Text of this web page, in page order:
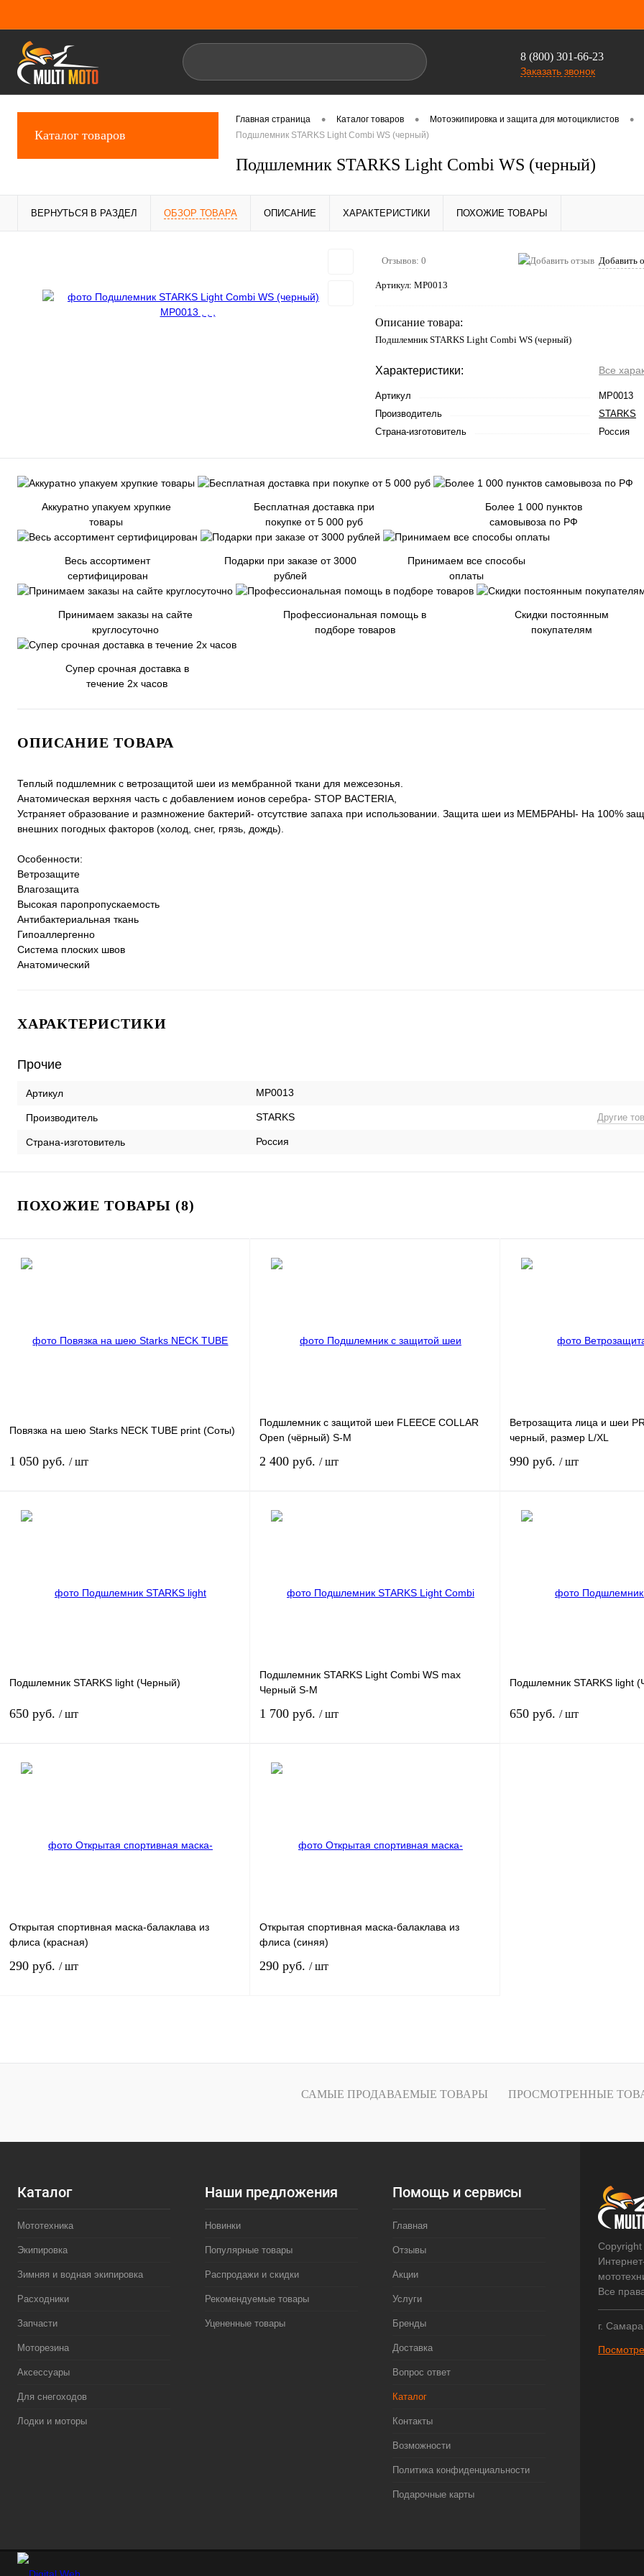
8 (800) 301-66-23
Заказать звонок
Каталог товаров
Главная страница • Каталог товаров • Мотоэкипировка и защита для мотоциклистов •
Подшлемник STARKS Light Combi WS (черный)
Подшлемник STARKS Light Combi WS (черный)
ВЕРНУТЬСЯ В РАЗДЕЛ ОБЗОР ТОВАРА ОПИСАНИЕ ХАРАКТЕРИСТИКИ ПОХОЖИЕ ТОВАРЫ
Отзывов: 0 Добавить
Артикул: MP0013
Описание товара:
Подшлемник STARKS Light Combi WS (черный)
Характеристики: Все
Артикул
MP0013
Производитель
STARKS
Страна-изготовитель
Россия
Аккуратно упакуем хрупкие
товары
Бесплатная доставка при
покупке от 5 000 руб
Более 1 000 пунктов
самовывоза по РФ
Весь ассортимент
сертифицирован
Подарки при заказе от 3000
рублей
Принимаем все способы
оплаты
Принимаем заказы на сайте
круглосуточно
Профессиональная помощь в
подборе товаров
Скидки постоянным
покупателям
Супер срочная доставка в
течение 2х часов
ОПИСАНИЕ ТОВАРА
Теплый подшлемник с ветрозащитой шеи из мембранной ткани для межсезонья.
Анатомическая верхняя часть с добавлением ионов серебра- STOP BACTERIA,
Устраняет образование и размножение бактерий- отсутствие запаха при использовании. Защита шеи из МЕМБРАНЫ- На 100%
внешних погодных факторов (холод, снег, грязь, дождь).
Особенности:
Ветрозащите
Влагозащита
Высокая паропропускаемость
Антибактериальная ткань
Гипоаллергенно
Система плоских швов
Анатомический
ХАРАКТЕРИСТИКИ
Прочие
Артикул MP0013
Производитель STARKS Другие
Страна-изготовитель Россия
ПОХОЖИЕ ТОВАРЫ (8)
Повязка на шею Starks NECK TUBE print (Соты)
1 050 руб. / шт
Подшлемник с защитой шеи FLEECE COLLAR
Open (чёрный) S-M
2 400 руб. / шт
Ветрозащита лица и шеи
черный, размер L/XL
990 руб. / шт
Подшлемник STARKS light (Черный)
650 руб. / шт
Подшлемник STARKS Light Combi WS max
Черный S-M
1 700 руб. / шт
Подшлемник STARKS light
650 руб. / шт
Открытая спортивная маска-балаклава из
флиса (красная)
290 руб. / шт
Купить в 1 клик К сравнению
Открытая спортивная маска-балаклава из
флиса (синяя)
290 руб. / шт
Купить в 1 клик К сравнению
САМЫЕ ПРОДАВАЕМЫЕ ТОВАРЫ ПРОСМОТРЕННЫЕ
Каталог
Мототехника
Экипировка
Зимняя и водная экипировка
Расходники
Запчасти
Моторезина
Аксессуары
Для снегоходов
Лодки и моторы
Наши предложения
Новинки
Популярные товары
Распродажи и скидки
Рекомендуемые товары
Уцененные товары
Помощь и сервисы
Главная
Отзывы
Акции
Услуги
Бренды
Доставка
Вопрос ответ
Каталог
Контакты
Возможности
Политика конфиденциальности
Подарочные карты
Все
г.